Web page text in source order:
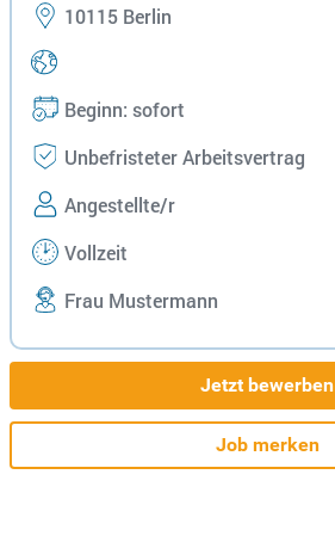
10115 Berlin
Beginn: sofort
Unbefristeter Arbeitsvertrag
Angestellte/r
Vollzeit
Frau Mustermann
Jetzt bewerben
Job merken